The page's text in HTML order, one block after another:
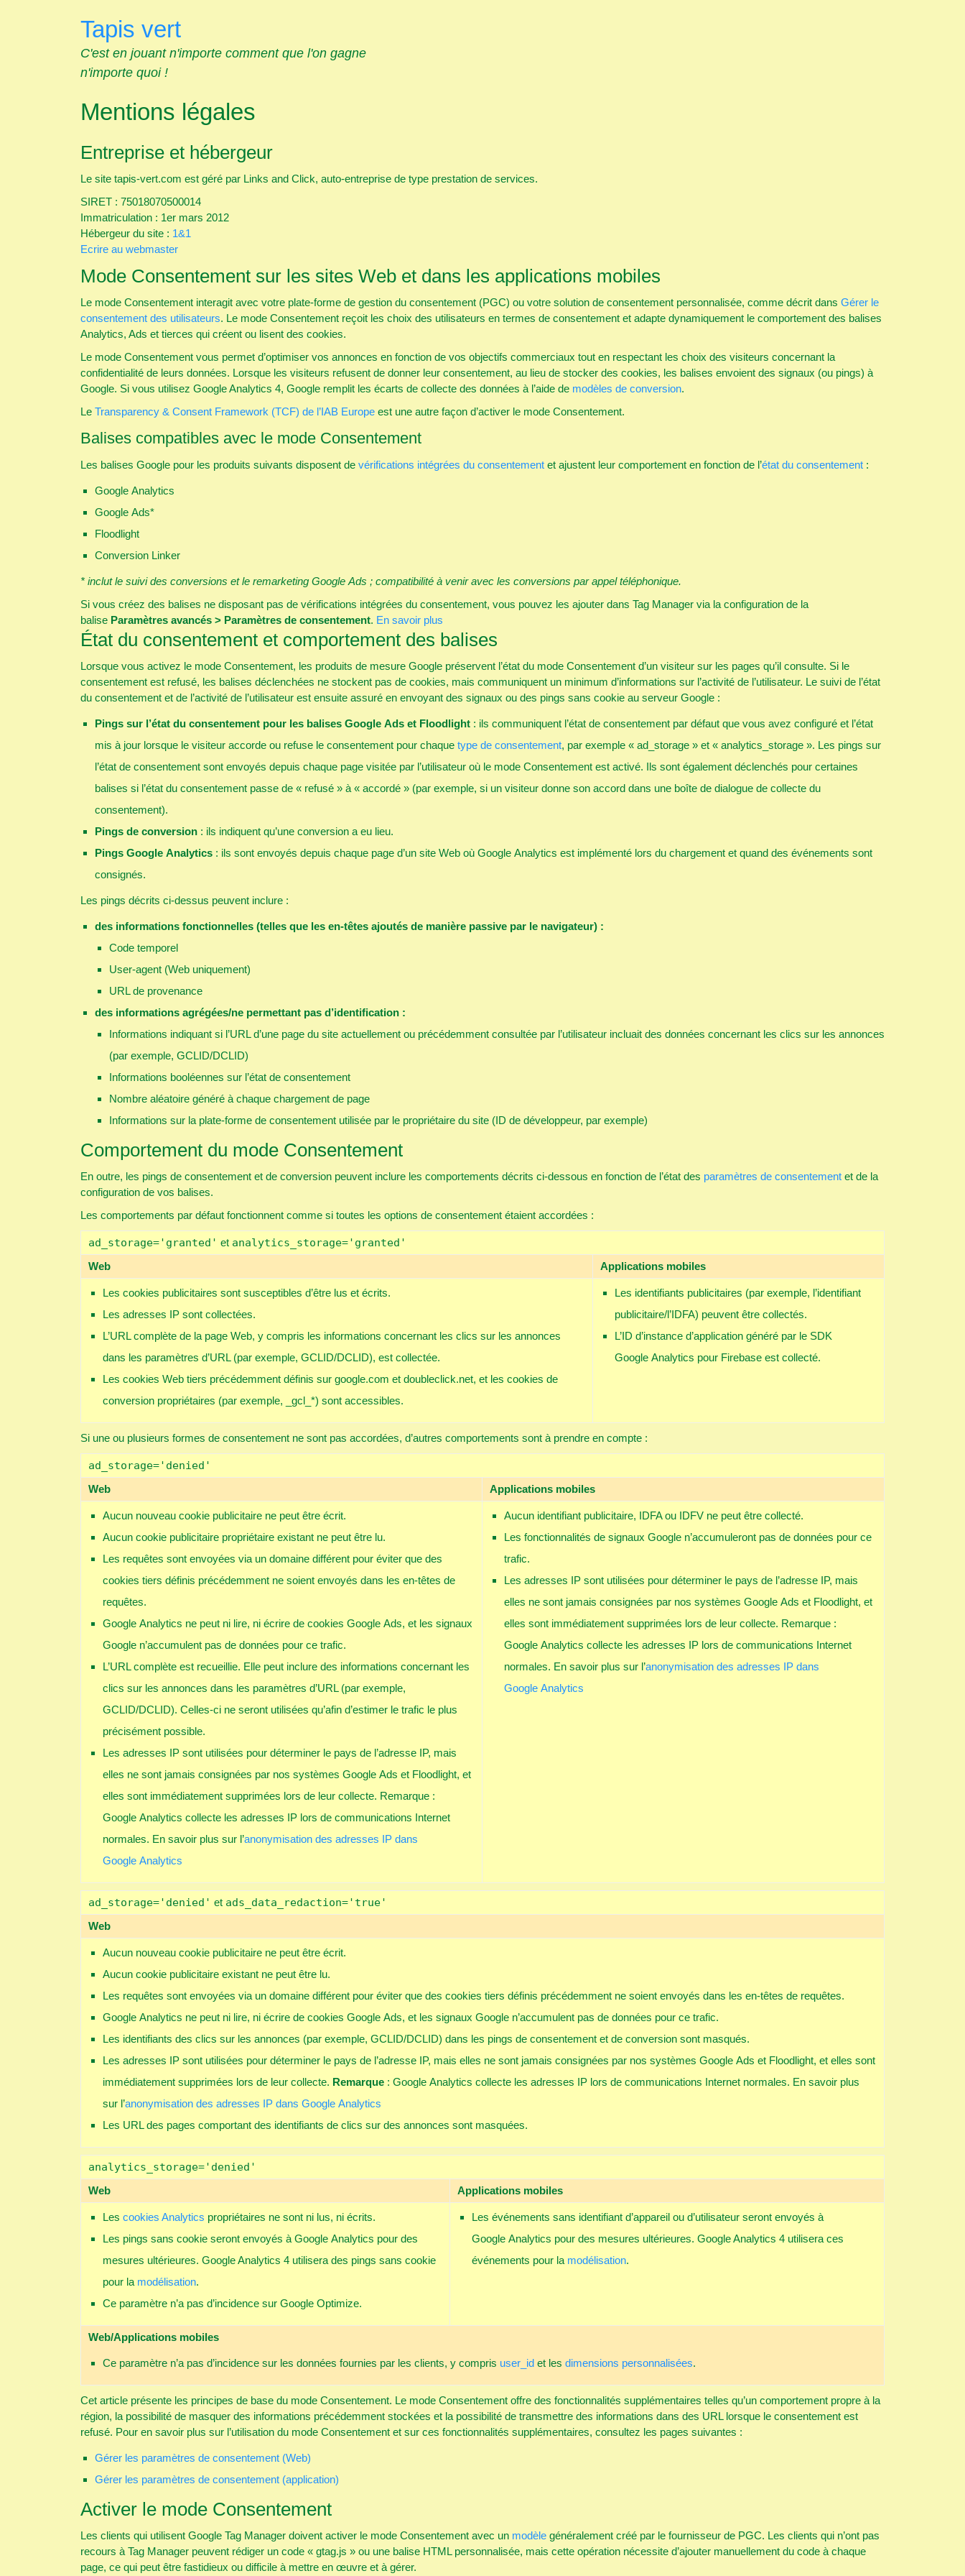
Tapis vert
C'est en jouant n'importe comment que l'on gagne
n'importe quoi !
Mentions légales
Entreprise et hébergeur
Le site tapis-vert.com est géré par Links and Click, auto-entreprise de type prestation de services.
SIRET : 75018070500014
Immatriculation : 1er mars 2012
Hébergeur du site : 1&1
Ecrire au webmaster
Mode Consentement sur les sites Web et dans les applications mobiles
Le mode Consentement interagit avec votre plate-forme de gestion du consentement (PGC) ou votre solution de consentement personnalisée, comme décrit dans Gérer le
consentement des utilisateurs. Le mode Consentement reçoit les choix des utilisateurs en termes de consentement et adapte dynamiquement le comportement des balises
Analytics, Ads et tierces qui créent ou lisent des cookies.
Le mode Consentement vous permet d’optimiser vos annonces en fonction de vos objectifs commerciaux tout en respectant les choix des visiteurs concernant la
confidentialité de leurs données. Lorsque les visiteurs refusent de donner leur consentement, au lieu de stocker des cookies, les balises envoient des signaux (ou pings) à
Google. Si vous utilisez Google Analytics 4, Google remplit les écarts de collecte des données à l’aide de modèles de conversion.
Le Transparency & Consent Framework (TCF) de l’IAB Europe est une autre façon d’activer le mode Consentement.
Balises compatibles avec le mode Consentement
Les balises Google pour les produits suivants disposent de vérifications intégrées du consentement et ajustent leur comportement en fonction de l’état du consentement :
Google Analytics
Google Ads*
Floodlight
Conversion Linker
* inclut le suivi des conversions et le remarketing Google Ads ; compatibilité à venir avec les conversions par appel téléphonique.
Si vous créez des balises ne disposant pas de vérifications intégrées du consentement, vous pouvez les ajouter dans Tag Manager via la configuration de la
balise Paramètres avancés > Paramètres de consentement. En savoir plus
État du consentement et comportement des balises
Lorsque vous activez le mode Consentement, les produits de mesure Google préservent l’état du mode Consentement d’un visiteur sur les pages qu’il consulte. Si le
consentement est refusé, les balises déclenchées ne stockent pas de cookies, mais communiquent un minimum d’informations sur l’activité de l’utilisateur. Le suivi de l’état
du consentement et de l’activité de l’utilisateur est ensuite assuré en envoyant des signaux ou des pings sans cookie au serveur Google :
Pings sur l’état du consentement pour les balises Google Ads et Floodlight : ils communiquent l’état de consentement par défaut que vous avez configuré et l’état
mis à jour lorsque le visiteur accorde ou refuse le consentement pour chaque type de consentement, par exemple « ad_storage » et « analytics_storage ». Les pings sur
l’état de consentement sont envoyés depuis chaque page visitée par l’utilisateur où le mode Consentement est activé. Ils sont également déclenchés pour certaines
balises si l’état du consentement passe de « refusé » à « accordé » (par exemple, si un visiteur donne son accord dans une boîte de dialogue de collecte du
consentement).
Pings de conversion : ils indiquent qu’une conversion a eu lieu.
Pings Google Analytics : ils sont envoyés depuis chaque page d’un site Web où Google Analytics est implémenté lors du chargement et quand des événements sont
consignés.
Les pings décrits ci-dessus peuvent inclure :
des informations fonctionnelles (telles que les en-têtes ajoutés de manière passive par le navigateur) :
Code temporel
User-agent (Web uniquement)
URL de provenance
des informations agrégées/ne permettant pas d’identification :
Informations indiquant si l’URL d’une page du site actuellement ou précédemment consultée par l’utilisateur incluait des données concernant les clics sur les annonces
(par exemple, GCLID/DCLID)
Informations booléennes sur l’état de consentement
Nombre aléatoire généré à chaque chargement de page
Informations sur la plate-forme de consentement utilisée par le propriétaire du site (ID de développeur, par exemple)
Comportement du mode Consentement
En outre, les pings de consentement et de conversion peuvent inclure les comportements décrits ci-dessous en fonction de l’état des paramètres de consentement et de la
configuration de vos balises.
Les comportements par défaut fonctionnent comme si toutes les options de consentement étaient accordées :
ad_storage='granted' et analytics_storage='granted'
Web Applications mobiles
Les cookies publicitaires sont susceptibles d’être lus et écrits.
Les adresses IP sont collectées.
L’URL complète de la page Web, y compris les informations concernant les clics sur les annonces
dans les paramètres d’URL (par exemple, GCLID/DCLID), est collectée.
Les cookies Web tiers précédemment définis sur google.com et doubleclick.net, et les cookies de
conversion propriétaires (par exemple, _gcl_*) sont accessibles.
Les identifiants publicitaires (par exemple, l’identifiant
publicitaire/l’IDFA) peuvent être collectés.
L’ID d’instance d’application généré par le SDK
Google Analytics pour Firebase est collecté.
Si une ou plusieurs formes de consentement ne sont pas accordées, d’autres comportements sont à prendre en compte :
ad_storage='denied'
Web Applications mobiles
Aucun nouveau cookie publicitaire ne peut être écrit.
Aucun cookie publicitaire propriétaire existant ne peut être lu.
Les requêtes sont envoyées via un domaine différent pour éviter que des
cookies tiers définis précédemment ne soient envoyés dans les en-têtes de
requêtes.
Google Analytics ne peut ni lire, ni écrire de cookies Google Ads, et les signaux
Google n’accumulent pas de données pour ce trafic.
L’URL complète est recueillie. Elle peut inclure des informations concernant les
clics sur les annonces dans les paramètres d’URL (par exemple,
GCLID/DCLID). Celles-ci ne seront utilisées qu’afin d’estimer le trafic le plus
précisément possible.
Les adresses IP sont utilisées pour déterminer le pays de l’adresse IP, mais
elles ne sont jamais consignées par nos systèmes Google Ads et Floodlight, et
elles sont immédiatement supprimées lors de leur collecte. Remarque :
Google Analytics collecte les adresses IP lors de communications Internet
normales. En savoir plus sur l’anonymisation des adresses IP dans
Google Analytics
Aucun identifiant publicitaire, IDFA ou IDFV ne peut être collecté.
Les fonctionnalités de signaux Google n’accumuleront pas de données pour ce
trafic.
Les adresses IP sont utilisées pour déterminer le pays de l’adresse IP, mais
elles ne sont jamais consignées par nos systèmes Google Ads et Floodlight, et
elles sont immédiatement supprimées lors de leur collecte. Remarque :
Google Analytics collecte les adresses IP lors de communications Internet
normales. En savoir plus sur l’anonymisation des adresses IP dans
Google Analytics
ad_storage='denied' et ads_data_redaction='true'
Web
Aucun nouveau cookie publicitaire ne peut être écrit.
Aucun cookie publicitaire existant ne peut être lu.
Les requêtes sont envoyées via un domaine différent pour éviter que des cookies tiers définis précédemment ne soient envoyés dans les en-têtes de requêtes.
Google Analytics ne peut ni lire, ni écrire de cookies Google Ads, et les signaux Google n’accumulent pas de données pour ce trafic.
Les identifiants des clics sur les annonces (par exemple, GCLID/DCLID) dans les pings de consentement et de conversion sont masqués.
Les adresses IP sont utilisées pour déterminer le pays de l’adresse IP, mais elles ne sont jamais consignées par nos systèmes Google Ads et Floodlight, et elles sont
immédiatement supprimées lors de leur collecte. Remarque : Google Analytics collecte les adresses IP lors de communications Internet normales. En savoir plus
sur l’anonymisation des adresses IP dans Google Analytics
Les URL des pages comportant des identifiants de clics sur des annonces sont masquées.
analytics_storage='denied'
Web Applications mobiles
Les cookies Analytics propriétaires ne sont ni lus, ni écrits.
Les pings sans cookie seront envoyés à Google Analytics pour des
mesures ultérieures. Google Analytics 4 utilisera des pings sans cookie
pour la modélisation.
Ce paramètre n’a pas d’incidence sur Google Optimize.
Les événements sans identifiant d’appareil ou d’utilisateur seront envoyés à
Google Analytics pour des mesures ultérieures. Google Analytics 4 utilisera ces
événements pour la modélisation.
Web/Applications mobiles
Ce paramètre n’a pas d’incidence sur les données fournies par les clients, y compris user_id et les dimensions personnalisées.
Cet article présente les principes de base du mode Consentement. Le mode Consentement offre des fonctionnalités supplémentaires telles qu’un comportement propre à la
région, la possibilité de masquer des informations précédemment stockées et la possibilité de transmettre des informations dans des URL lorsque le consentement est
refusé. Pour en savoir plus sur l’utilisation du mode Consentement et sur ces fonctionnalités supplémentaires, consultez les pages suivantes :
Gérer les paramètres de consentement (Web)
Gérer les paramètres de consentement (application)
Activer le mode Consentement
Les clients qui utilisent Google Tag Manager doivent activer le mode Consentement avec un modèle généralement créé par le fournisseur de PGC. Les clients qui n’ont pas
recours à Tag Manager peuvent rédiger un code « gtag.js » ou une balise HTML personnalisée, mais cette opération nécessite d’ajouter manuellement du code à chaque
page, ce qui peut être fastidieux ou difficile à mettre en œuvre et à gérer.